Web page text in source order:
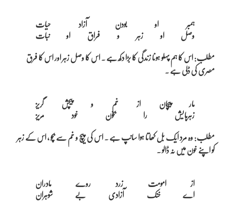
ہمبر او بودن آزاد حیات
مطلب: اس کا ہم پہلو ہونا زندگی کا بڑا دکھ ہے ۔ اس کا وصل زہر اور اس کا فرق
مصری کی ڈلی ہے ۔
مار پیچان از خم و پیچش گریز
زہرہایش را بخون خود مریز
مطلب: وہ مرد ایک بل کھاتا ہوا سانپ ہے ۔ اس کی پیچ و خم سے بچو ، اس کے زہر
کو اپنے خون میں نہ ڈالو ۔
از امومت زرد روے مادران